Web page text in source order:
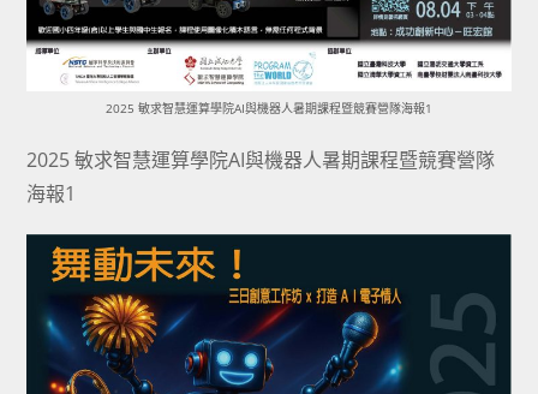
2025 敏求智慧運算學院AI與機器人暑期課程暨競賽營隊海報1
2025 敏求智慧運算學院AI與機器人暑期課程暨競賽營隊
海報1